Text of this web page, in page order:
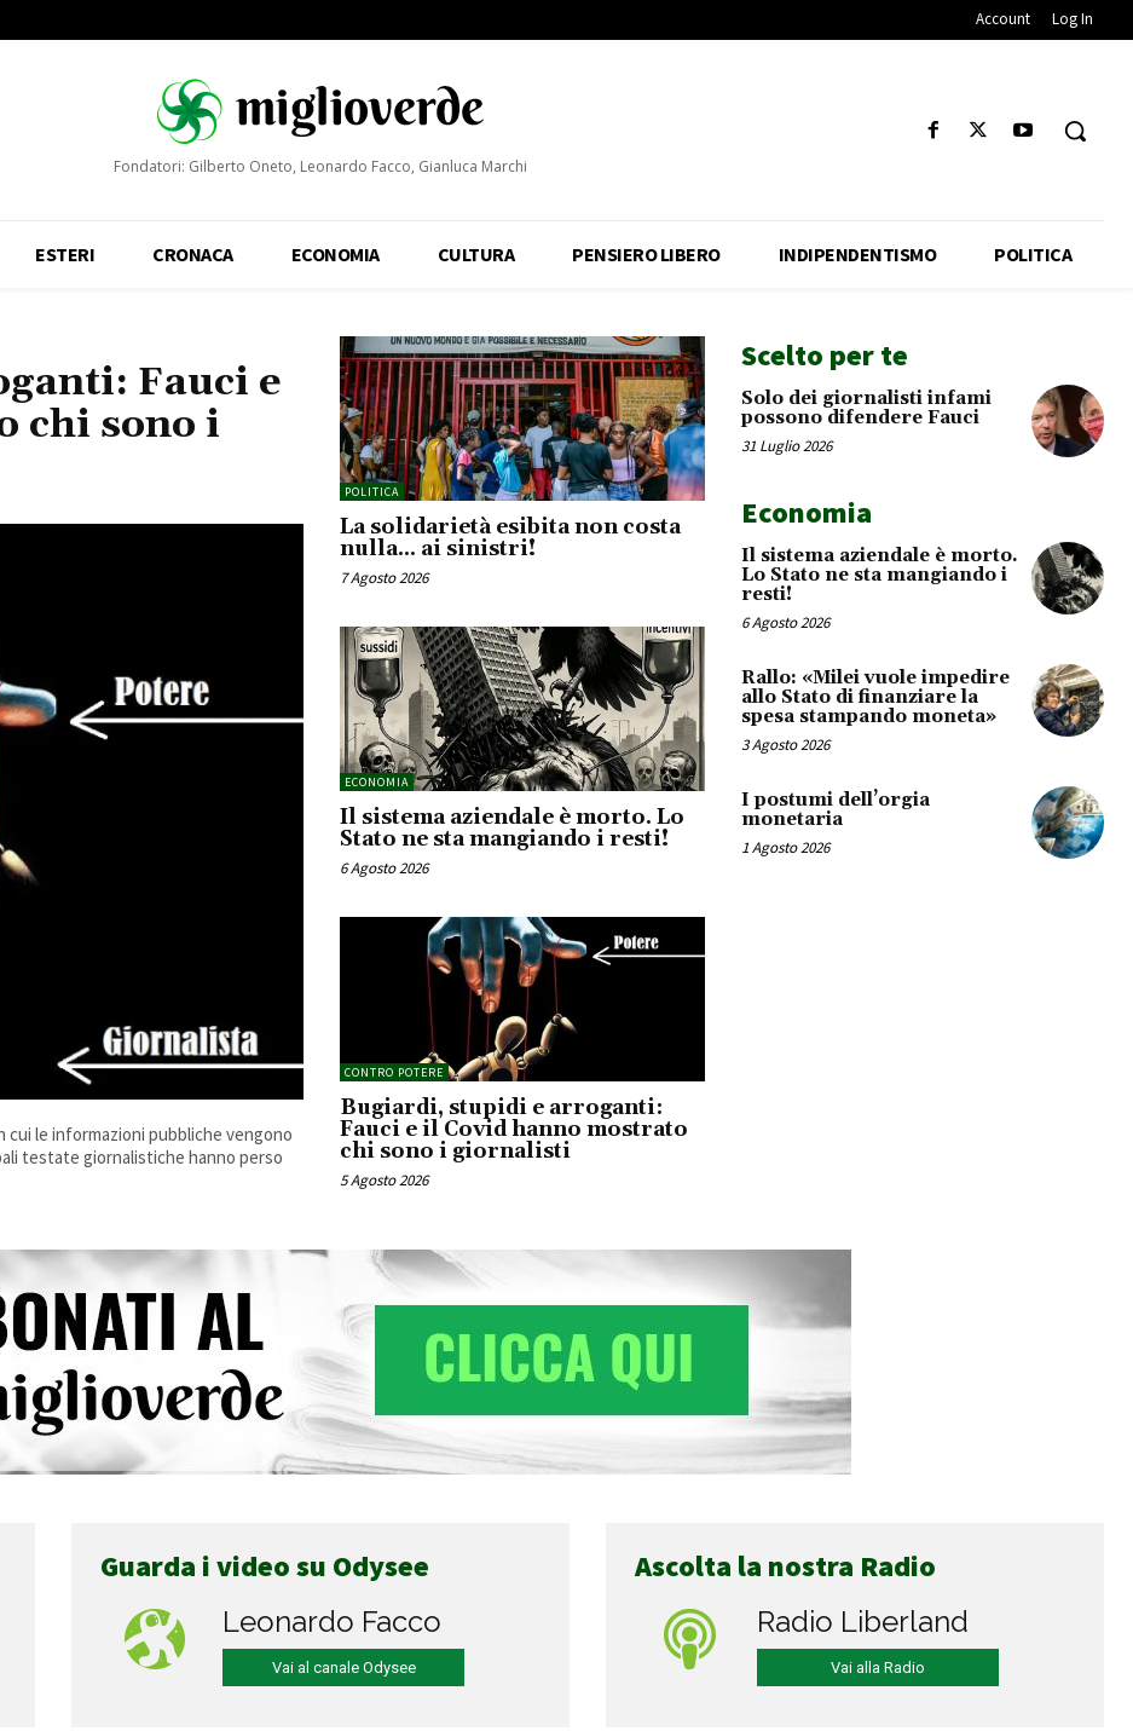
Account Log In
Fondatori: Gilberto Oneto, Leonardo Facco, Gianluca Marchi
ESTERI CRONACA ECONOMIA CULTURA PENSIERO LIBERO INDIPENDENTISMO POLITICA
Fauci e
chi sono i
le informazioni pubbliche vengono
testate giornalistiche hanno perso
POLITICA
La solidarietà esibita non costa
nulla… ai sinistri!
7 Agosto 2026
ECONOMIA
Il sistema aziendale è morto. Lo
Stato ne sta mangiando i resti!
6 Agosto 2026
CONTRO POTERE
Bugiardi, stupidi e arroganti:
Fauci e il Covid hanno mostrato
chi sono i giornalisti
5 Agosto 2026
Scelto per te
Solo dei giornalisti infami
possono difendere Fauci
31 Luglio 2026
Economia
Il sistema aziendale è morto.
Lo Stato ne sta mangiando i
resti!
6 Agosto 2026
Rallo: «Milei vuole impedire
allo Stato di finanziare la
spesa stampando moneta»
3 Agosto 2026
I postumi dell’orgia
monetaria
1 Agosto 2026
Guarda i video su Odysee
Leonardo Facco
Vai al canale Odysee
Ascolta la nostra Radio
Radio Liberland
Vai alla Radio